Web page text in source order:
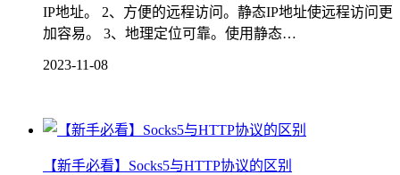
IP地址。 2、方便的远程访问。静态IP地址使远程访问更
加容易。 3、地理定位可靠。使用静态…
2023-11-08
【新手必看】Socks5与HTTP协议的区别